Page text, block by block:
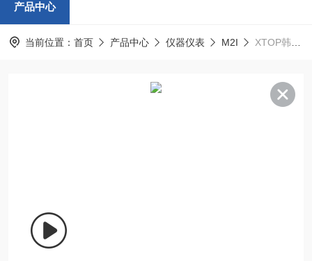
产品中心
当前位置： 首页 产品中心 仪器仪表 M2I XTOP韩国M2I人机界面触摸屏